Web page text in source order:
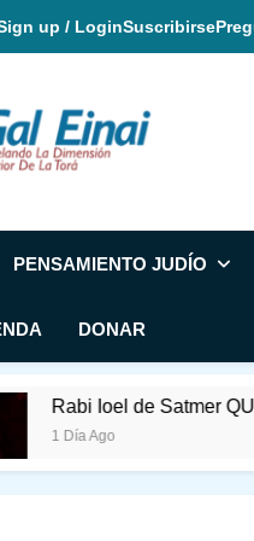
up / LoginSuscribirse
En
PENSAMIENTO JUDÍO
DONAR
de Satmer QUERÍA QUE